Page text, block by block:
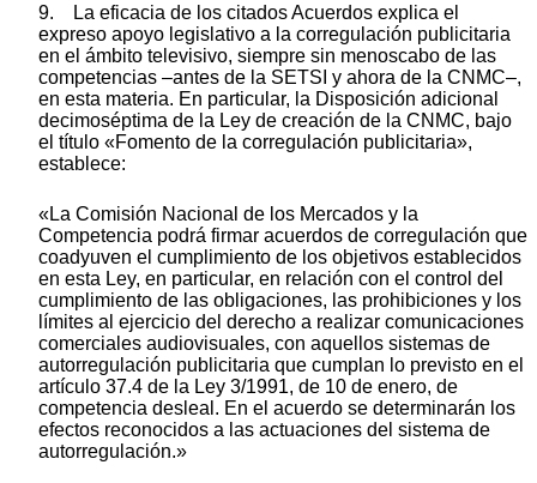
9. La eficacia de los citados Acuerdos explica el
expreso apoyo legislativo a la corregulación publicitaria
en el ámbito televisivo, siempre sin menoscabo de las
competencias –antes de la SETSI y ahora de la CNMC–,
en esta materia. En particular, la Disposición adicional
decimoséptima de la Ley de creación de la CNMC, bajo
el título «Fomento de la corregulación publicitaria»,
establece:
«La Comisión Nacional de los Mercados y la
Competencia podrá firmar acuerdos de corregulación que
coadyuven el cumplimiento de los objetivos establecidos
en esta Ley, en particular, en relación con el control del
cumplimiento de las obligaciones, las prohibiciones y los
límites al ejercicio del derecho a realizar comunicaciones
comerciales audiovisuales, con aquellos sistemas de
autorregulación publicitaria que cumplan lo previsto en el
artículo 37.4 de la Ley 3/1991, de 10 de enero, de
competencia desleal. En el acuerdo se determinarán los
efectos reconocidos a las actuaciones del sistema de
autorregulación.»